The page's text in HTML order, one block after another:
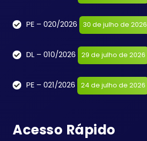
PE – 020/2026 30 de julho de 2026
DL – 010/2026 29 de julho de 2026
PE – 021/2026 24 de julho de 2026
Acesso Rápido